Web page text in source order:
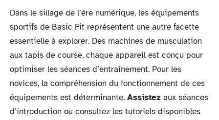
Dans le sillage de l’ère numérique, les équipements
sportifs de Basic Fit représentent une autre facette
essentielle à explorer. Des machines de musculation
aux tapis de course, chaque appareil est conçu pour
optimiser les séances d’entraînement. Pour les
novices, la compréhension du fonctionnement de ces
équipements est déterminante. Assistez aux séances
d’introduction ou consultez les tutoriels disponibles